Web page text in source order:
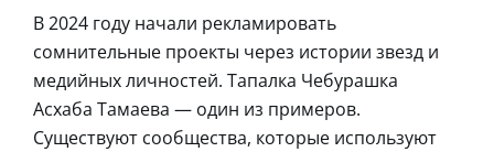
В 2024 году начали рекламировать
сомнительные проекты через истории звезд и
медийных личностей. Тапалка Чебурашка
Асхаба Тамаева — один из примеров.
Существуют сообщества, которые используют